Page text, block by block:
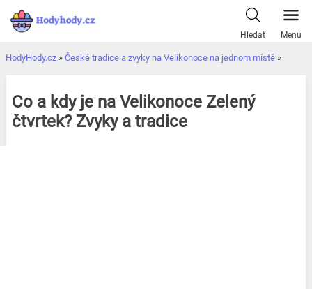
Přeskočit
Hledat Menu
HodyHody.cz » České tradice a zvyky na Velikonoce na jednom místě »
Co a kdy je na Velikonoce Zelený
čtvrtek? Zvyky a tradice